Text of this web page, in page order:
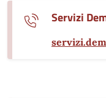
Servizi